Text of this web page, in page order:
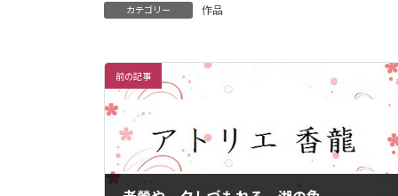
カテゴリー 作品
前の記事